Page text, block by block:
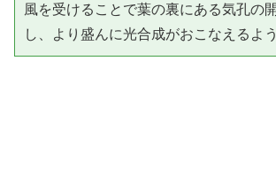
風を受けることで葉の裏にある気孔の